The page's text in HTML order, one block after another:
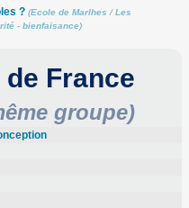
? (Ecole de Marlhes /Les
- bienfaisance)
France
groupe)